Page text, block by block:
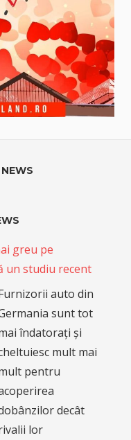
greu pe
un studiu recent
auto din
sunt tot
îndatorați și
mult mai
pentru
decât
lor